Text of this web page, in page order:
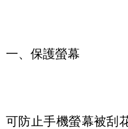
一、保護螢幕
可防止手機螢幕被刮